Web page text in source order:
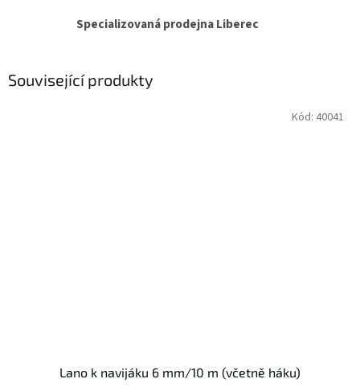
Specializovaná prodejna Liberec
Související produkty
Lano k navijáku 6 mm/10 m (včetně háku)
Kód: 40041